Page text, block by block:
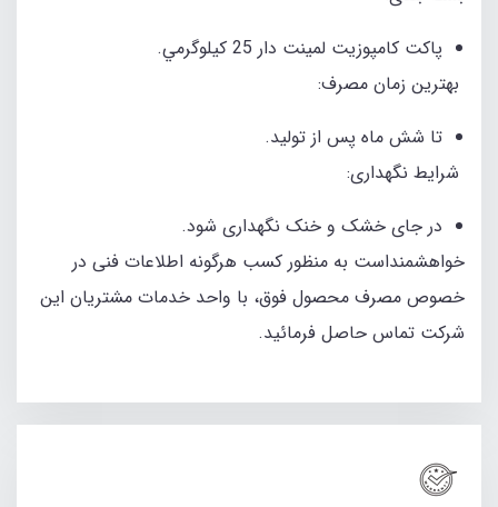
پاكت کامپوزیت لمینت دار 25 كيلوگرمي.
بهترین زمان مصرف:
تا شش ماه پس از تولید.
شرایط نگهداری:
در جای خشک و خنک نگهداری شود.
خواهشمنداست به منظور کسب هرگونه اطلاعات فنی در
خصوص مصرف محصول فوق، با واحد خدمات مشتریان این
شرکت تماس حاصل فرمائید.